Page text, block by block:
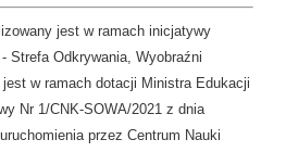
jest w ramach inicjatywy
Strefa Odkrywania, Wyobraźni
w ramach dotacji Ministra Edukacji
Nr 1/CNK-SOWA/2021 z dnia
przez Centrum Nauki